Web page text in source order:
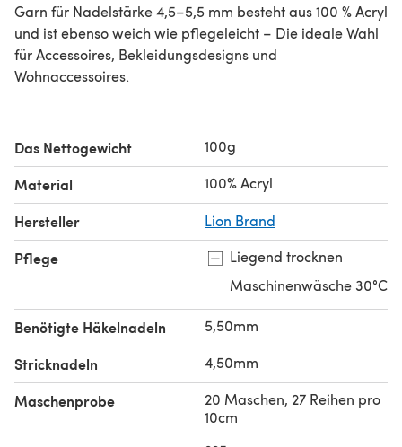
Garn für Nadelstärke 4,5–5,5 mm besteht aus 100 % Acryl
und ist ebenso weich wie pflegeleicht – Die ideale Wahl
für Accessoires, Bekleidungsdesigns und
Wohnaccessoires.
Das Nettogewicht 100g
Material 100% Acryl
Hersteller Lion Brand
Pflege
Liegend trocknen
Maschinenwäsche 30°C
Benötigte Häkelnadeln 5,50mm
Stricknadeln 4,50mm
Maschenprobe
20 Maschen, 27 Reihen pro
10cm